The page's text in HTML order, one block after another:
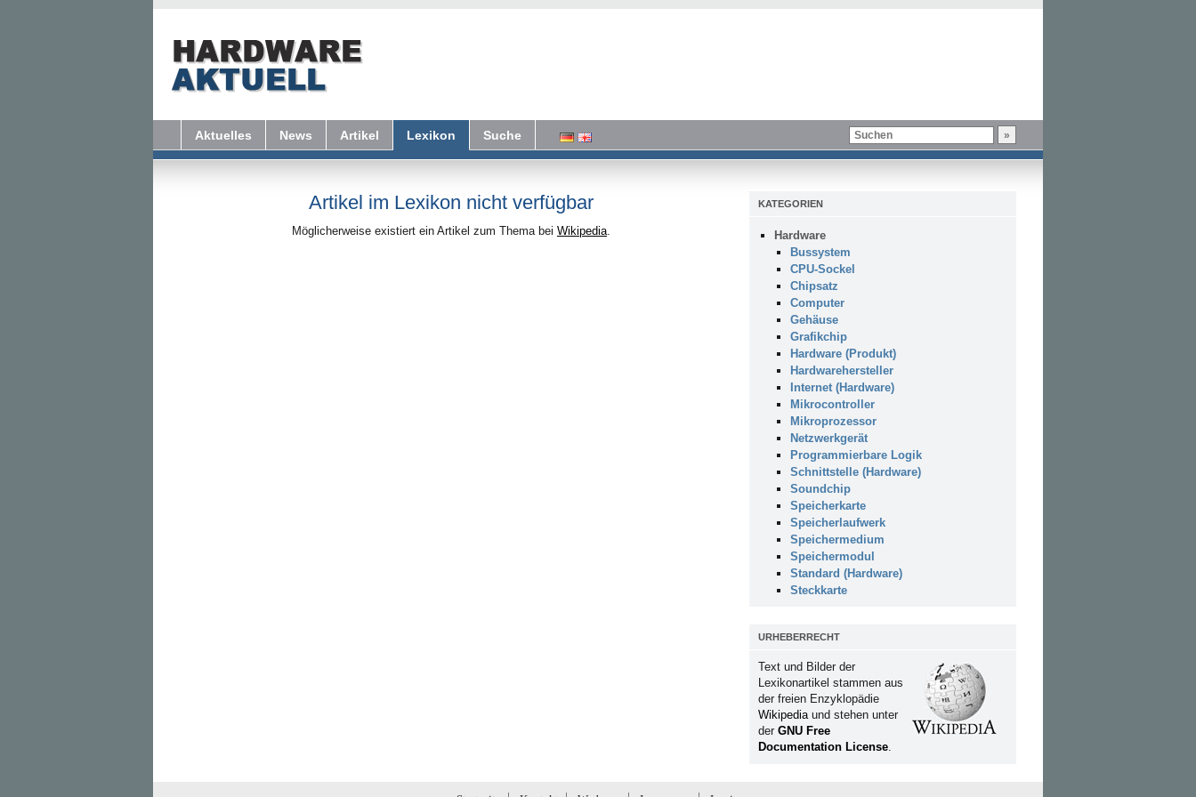
Aktuelles News Artikel Lexikon Suche
Artikel im Lexikon nicht verfügbar
Möglicherweise existiert ein Artikel zum Thema bei Wikipedia.
KATEGORIEN
Hardware
Bussystem
CPU-Sockel
Chipsatz
Computer
Gehäuse
Grafikchip
Hardware (Produkt)
Hardwarehersteller
Internet (Hardware)
Mikrocontroller
Mikroprozessor
Netzwerkgerät
Programmierbare Logik
Schnittstelle (Hardware)
Soundchip
Speicherkarte
Speicherlaufwerk
Speichermedium
Speichermodul
Standard (Hardware)
Steckkarte
URHEBERRECHT
Text und Bilder der
Lexikonartikel stammen aus
der freien Enzyklopädie
Wikipediaund stehen unter
der GNU Free
Documentation License.